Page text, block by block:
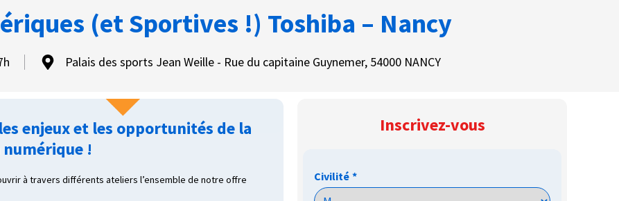
(et Sportives !) Toshiba – Nancy
Palais des sports Jean Weille - Rue du capitaine Guynemer, 54000 NANCY
enjeux et les opportunités de la
!
à travers différents ateliers l’ensemble de notre offre
Inscrivez-vous
Civilité *